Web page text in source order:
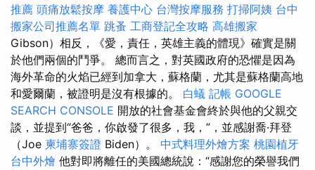
推薦 頭痛放鬆按摩 養護中心 台灣按摩服務 打掃阿姨 台中
搬家公司推薦名單 跳蚤 工商登記全攻略 高雄搬家
Gibson）相反，《愛，責任，英雄主義的體現》確實是關
於他們兩個的鬥爭。 總而言之，對英國政府的恐懼是因為
海外革命的火焰已經到加拿大，蘇格蘭，尤其是蘇格蘭高地
和愛爾蘭，被證明是沒有根據的。 白蟻 記帳 GOOGLE
SEARCH CONSOLE 開放的社會基金會終於與他的父親交
談，並提到“爸爸，你啟發了很多，我，”，並感謝喬·拜登
（Joe 柬埔寨簽證 Biden）。 中式料理外燴方案 桃園植牙
台中外燴 他對即將離任的美國總統說：“感謝您的榮譽我們